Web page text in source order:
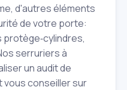
d'autres éléments
de votre porte:
serruriers à
un audit de
conseiller sur